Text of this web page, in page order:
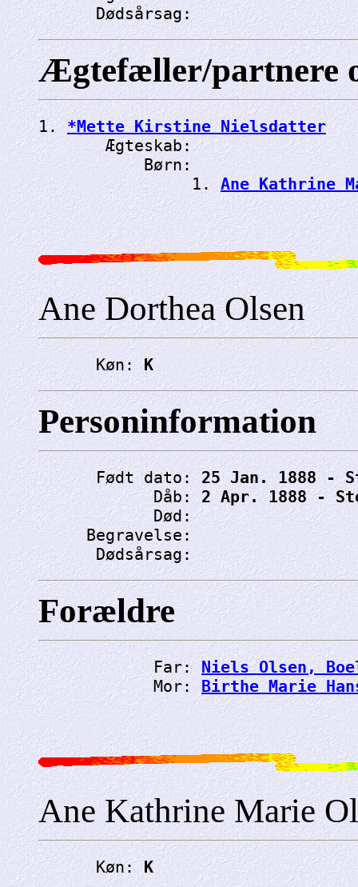
      Dødsårsag:
Ægtefæller/partnere
1. *Mette Kirstine Nielsdatter
       Ægteskab:
           Børn:
                1.
Ane Kathrine
Ane Dorthea Olsen
      Køn:
K
Personinformation
      Født dato:
25 Jan. 1888 -
            Dåb:
2 Apr. 1888 -
            Død:
     Begravelse:
      Dødsårsag:
Forældre
            Far:
Niels Olsen,
            Mor:
Birthe Marie
Ane Kathrine Marie
      Køn:
K